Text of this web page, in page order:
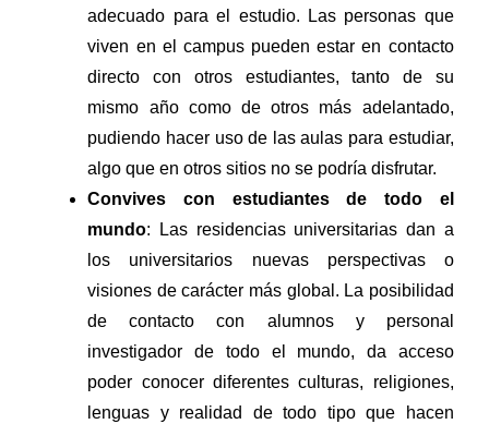
adecuado para el estudio. Las personas que
viven en el campus pueden estar en contacto
directo con otros estudiantes, tanto de su
mismo año como de otros más adelantado,
pudiendo hacer uso de las aulas para estudiar,
algo que en otros sitios no se podría disfrutar.
Convives con estudiantes de todo el
mundo: Las residencias universitarias dan a
los universitarios nuevas perspectivas o
visiones de carácter más global. La posibilidad
de contacto con alumnos y personal
investigador de todo el mundo, da acceso
poder conocer diferentes culturas, religiones,
lenguas y realidad de todo tipo que hacen